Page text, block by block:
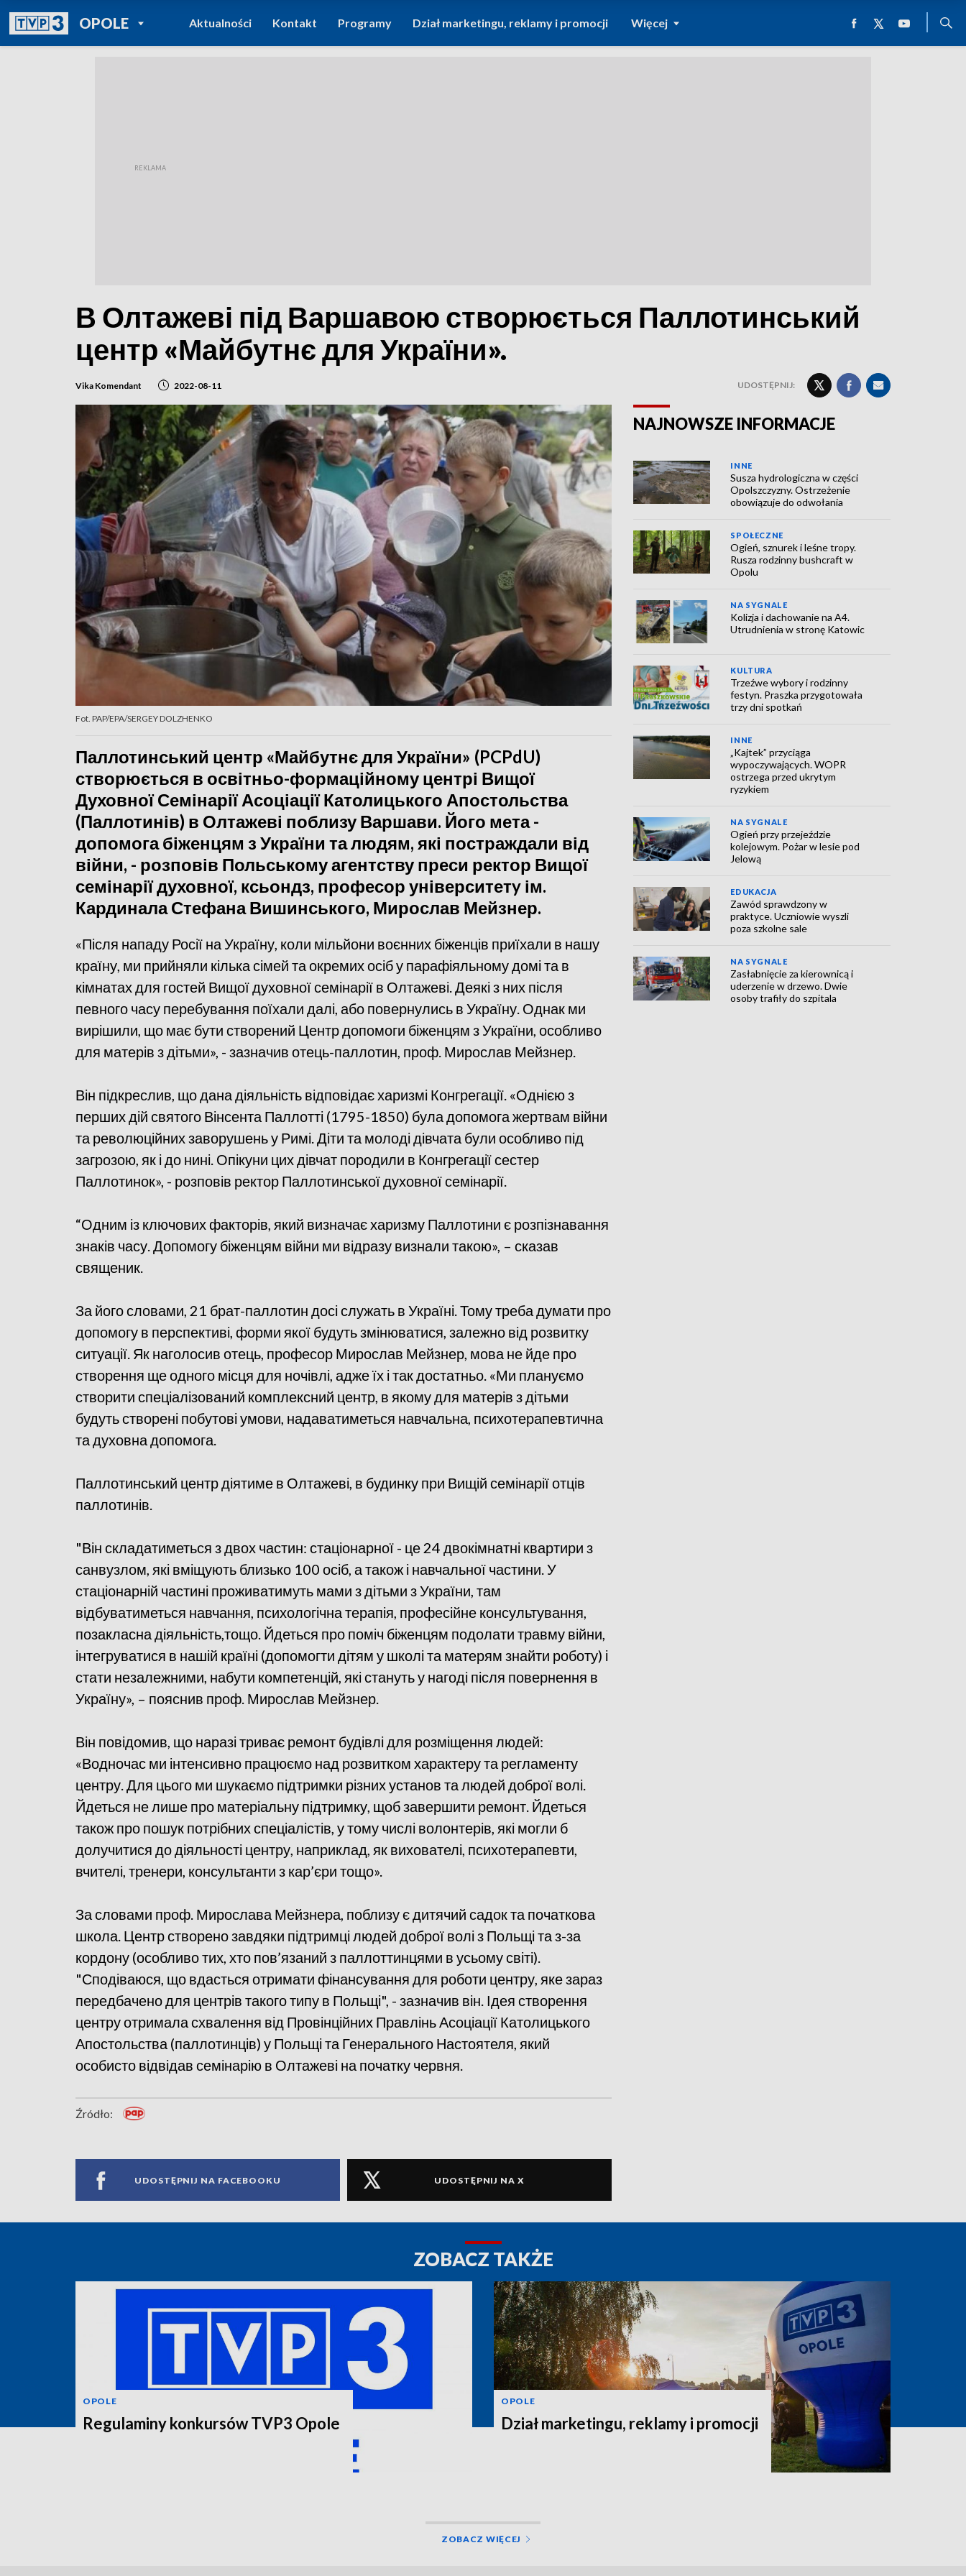
OPOLEPOWRÓT DO
TVP REGIONY
Aktualności Kontakt Programy Dział marketingu, reklamy i promocji Więcej
В Олтажеві під Варшавою створюється Паллотинський
центр «Майбутнє для України».
Vika Komendant 2022-08-11 UDOSTĘPNIJ:
Fot. PAP/EPA/SERGEY DOLZHENKO
Паллотинський центр «Майбутнє для України» (PCPdU)
створюється в освітньо-формаційному центрі Вищої
Духовної Семінарії Асоціації Католицького Апостольства
(Паллотинів) в Олтажеві поблизу Варшави. Його мета -
допомога біженцям з України та людям, які постраждали від
війни, - розповів Польському агентству преси ректор Вищої
семінарії духовної, ксьондз, професор університетy ім.
Кардинала Стефана Вишинського, Мирослав Мейзнер.
«Після нападу Росії на Україну, коли мільйони воєнних біженців приїхали в нашу
країну, ми прийняли кілька сімей та окремих осіб у парафіяльному домі та в
кімнатах для гостей Вищої духовної семінарії в Олтажеві. Деякі з них після
певного часу перебування поїхали далі, або повернулись в Україну. Однак ми
вирішили, що має бути створений Центр допомоги біженцям з України, особливо
для матерів з дітьми», - зазначив отець-паллотин, проф. Мирослав Мейзнер.
Він підкреслив, що дана діяльність відповідає харизмі Конгрегації. «Однією з
перших дій святого Вінсента Паллотті (1795-1850) була допомога жертвам війни
та революційних заворушень у Римі. Діти та молоді дівчата були особливо під
загрозою, як і до нині. Опікуни цих дівчат породили в Конгрегації сестер
Паллотинок», - розповів ректор Паллотинської духовної семінарії.
“Одним із ключових факторів, який визначає харизму Паллотини є розпізнавання
знаків часу. Допомогу біженцям війни ми відразу визнали такою», – сказав
священик.
За його словами, 21 брат-паллотин досі служать в Україні. Тому треба думати про
допомогу в перспективі, форми якої будуть змінюватися, залежно від розвитку
ситуації. Як наголосив отець, професор Мирослав Мейзнер, мова не йде про
створення ще одного місця для ночівлі, адже їх і так достатньо. «Ми плануємо
створити спеціалізований комплексний центр, в якому для матерів з дітьми
будуть створені побутові умови, надаватиметься навчальна, психотерапевтична
та духовна допомога.
Паллотинський центр діятиме в Олтажеві, в будинку при Вищій семінарії отців
паллотинів.
"Він складатиметься з двох частин: стаціонарної - це 24 двокімнатні квартири з
санвузлом, які вміщують близько 100 осіб, а також і навчальної частини. У
стаціонарній частині проживатимуть мами з дітьми з України, там
відбуватиметься навчання, психологічна терапія, професійне консультування,
позакласна діяльність,тощо. Йдеться про поміч біженцям подолати травму війни,
інтегруватися в нашій країні (допомогти дітям у школі та матерям знайти роботу) і
стати незалежними, набути компетенцій, які стануть у нагоді після повернення в
Україну», – пояснив проф. Мирослав Мейзнер.
Він повідомив, що наразі триває ремонт будівлі для розміщення людей:
«Водночас ми інтенсивно працюємо над розвитком характеру та регламенту
центру. Для цього ми шукаємо підтримки різних установ та людей доброї волі.
Йдеться не лише про матеріальну підтримку, щоб завершити ремонт. Йдеться
також про пошук потрібних спеціалістів, у тому числі волонтерів, які могли б
долучитися до діяльності центру, наприклад, як вихователі, психотерапевти,
вчителі, тренери, консультанти з кар’єри тощо».
За словами проф. Мирослава Мейзнера, поблизу є дитячий садок та початкова
школа. Центр створено завдяки підтримці людей доброї волі з Польщі та з-за
кордону (особливо тих, хто пов’язаний з паллоттинцями в усьому світі).
"Сподіваюся, що вдасться отримати фінансування для роботи центру, яке зараз
передбачено для центрів такого типу в Польщі", - зазначив він. Ідея створення
центру отримала схвалення від Провінційних Правлінь Асоціації Католицького
Апостольства (паллотинців) у Польщі та Генерального Настоятеля, який
особисто відвідав семінарію в Олтажеві на початку червня.
Źródło:
UDOSTĘPNIJ NA FACEBOOKU UDOSTĘPNIJ NA X
NAJNOWSZE INFORMACJE
INNE
Susza hydrologiczna w części
Opolszczyzny. Ostrzeżenie
obowiązuje do odwołania
SPOŁECZNE
Ogień, sznurek i leśne tropy.
Rusza rodzinny bushcraft w
Opolu
NA SYGNALE
Kolizja i dachowanie na A4.
Utrudnienia w stronę Katowic
KULTURA
Trzeźwe wybory i rodzinny
festyn. Praszka przygotowała
trzy dni spotkań
INNE
„Kajtek” przyciąga
wypoczywających. WOPR
ostrzega przed ukrytym
ryzykiem
NA SYGNALE
Ogień przy przejeździe
kolejowym. Pożar w lesie pod
Jelową
EDUKACJA
Zawód sprawdzony w
praktyce. Uczniowie wyszli
poza szkolne sale
NA SYGNALE
Zasłabnięcie za kierownicą i
uderzenie w drzewo. Dwie
osoby trafiły do szpitala
ZOBACZ TAKŻE
OPOLE
Regulaminy konkursów TVP3 Opole
OPOLE
Dział marketingu, reklamy i promocji
ZOBACZ WIĘCEJ